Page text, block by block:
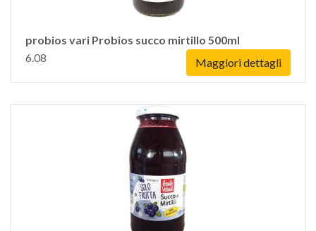
probios vari Probios succo mirtillo 500ml
6.08
Maggiori dettagli